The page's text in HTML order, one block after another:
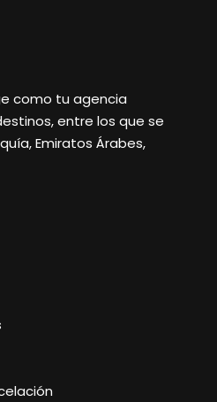
como tu agencia
entre los que se
Emiratos Árabes,